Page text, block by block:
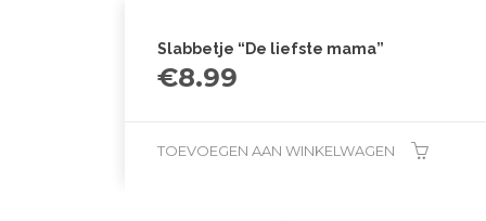
Slabbetje “De liefste mama”
€8.99
TOEVOEGEN AAN WINKELWAGEN